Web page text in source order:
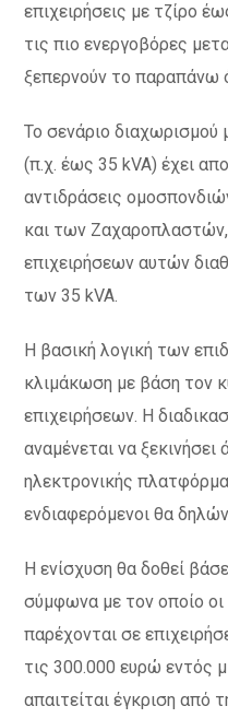
επιχειρήσεις με τζίρο
τις πιο ενεργοβόρες
ξεπερνούν το παραπάνω
Το σενάριο διαχωρισμού
(π.χ. έως 35 kVA) έχει
αντιδράσεις
και των
επιχειρήσεων αυτών
των 35 kVA.
Η βασική λογική των
κλιμάκωση με βάση τον
επιχειρήσεων. Η
αναμένεται να ξεκινήσει
ηλεκτρονικής
ενδιαφερόμενοι θα
Η ενίσχυση θα δοθεί
σύμφωνα με τον οποίο οι
παρέχονται σε
τις 300.000 ευρώ εντός
απαιτείται έγκριση από